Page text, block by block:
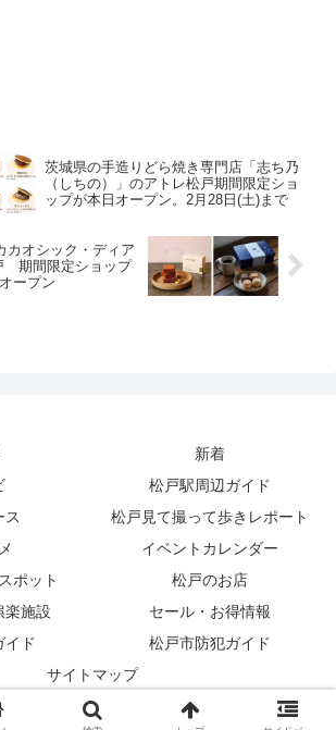
茨城県の手造りどら焼き専門店「志ち乃
（しちの）」のアトレ松戸期間限定ショ
ップが本日オープン。2月28日(土)まで
カオシック・ディア
期間限定ショップ
ープン
新着
松戸駅周辺ガイド
ス
松戸見て撮って歩きレポート
イベントカレンダー
ポット
松戸のお店
楽施設
セール・お得情報
イド
松戸市防犯ガイド
サイトマップ
ディア-千葉県松戸市の地域情報サイト.